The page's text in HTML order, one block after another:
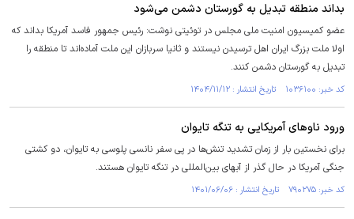
بداند منطقه تبدیل به گورستان دشمن می‌شود
عضو کمیسیون امنیت ملی مجلس در توئیتی نوشت: رئیس جمهور فاسد آمریکا بداند که
اولا ملت بزرگ ایران اهل ترسیدن نیستند و ثانیا سربازان این ملت آماده‌اند تا منطقه را
تبدیل به گورستان دشمن کنند.
کد خبر: ۱۰۳۶۱۰۰ تاریخ انتشار : ۱۴۰۴/۱۱/۱۲
ورود ناو‌های آمریکایی به تنگه تایوان
برای نخستین بار از زمان تشدید تنش‌ها در پی سفر نانسی پلوسی به تایوان، دو کشتی
جنگی آمریکا در حال گذر از آبهای بین‌المللی در تنگه تایوان هستند.
کد خبر: ۷۹۰۲۷۵ تاریخ انتشار : ۱۴۰۱/۰۶/۰۶